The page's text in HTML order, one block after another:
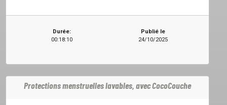
PROJETS
Durée:
00:18:10
Publié le
24/10/2025
Protections menstruelles lavables, avec CocoCouche